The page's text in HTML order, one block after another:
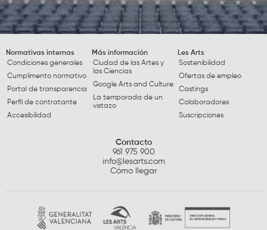
Normativas internas
Condiciones generales
Cumplimento normativo
Portal de transparencia
Perfil de contratante
Accesibilidad
Más información
Ciudad de las Artes y
las Ciencias
Google Arts and Culture
La temporada de un
vistazo
Les Arts
Sostenibilidad
Ofertas de empleo
Castings
Colaboradores
Suscripciones
Contacto
961 975 900
info@lesarts.com
Cómo llegar